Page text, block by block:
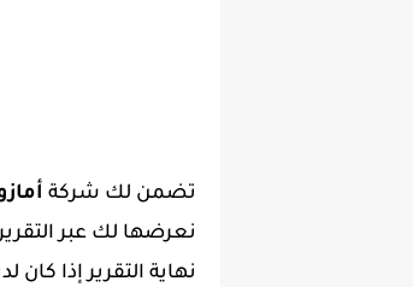
تضمن لك شركة
نعرضها لك عبر
نهاية التقرير إذا